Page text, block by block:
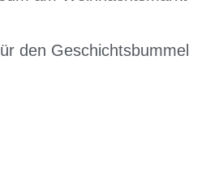
den Geschichtsbummel